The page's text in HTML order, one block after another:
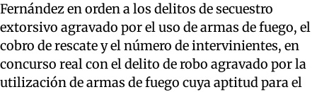
Fernández en orden a los delitos de secuestro
extorsivo agravado por el uso de armas de fuego, el
cobro de rescate y el número de intervinientes, en
concurso real con el delito de robo agravado por la
utilización de armas de fuego cuya aptitud para el